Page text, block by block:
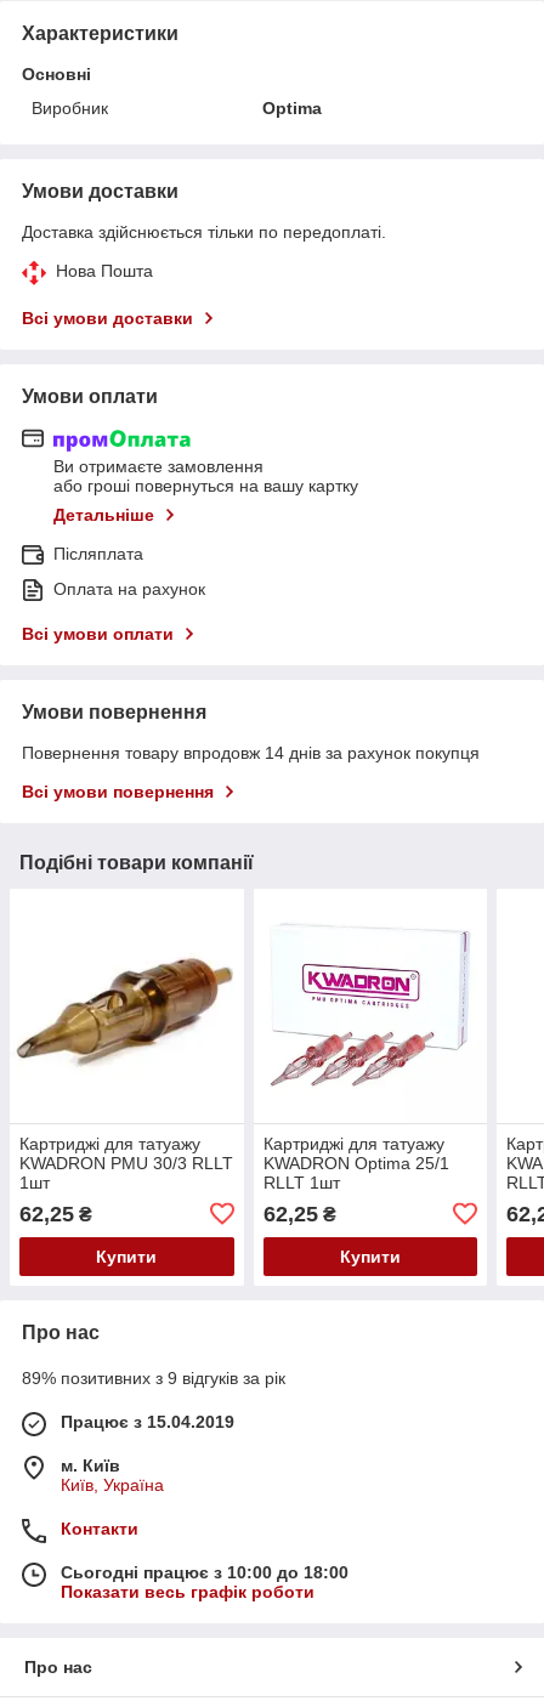
Характеристики
Основні
Виробник
Optima
Умови доставки
Доставка здійснюється тільки по передоплаті.
Нова Пошта
Всі умови доставки
Умови оплати
Ви отримаєте замовлення
або гроші повернуться на вашу картку
Детальніше
Післяплата
Оплата на рахунок
Всі умови оплати
Умови повернення
Повернення товару впродовж 14 днів за рахунок покупця
Всі умови повернення
Подібні товари компанії
Картриджі для татуажу
KWADRON PMU 30/3 RLLT
1шт
62,25 ₴
Купити
Картриджі для татуажу
KWADRON Optima 25/1
RLLT 1шт
62,25₴
Купити
Про нас
89% позитивних з 9 відгуків за рік
Працює з 15.04.2019
м. Київ
Київ, Україна
Контакти
Сьогодні працює з 10:00 до 18:00
Показати весь графік роботи
Про нас